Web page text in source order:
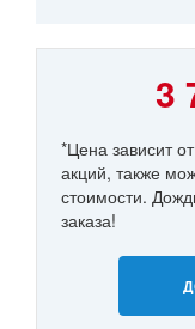
3
*Цена зависит
акций, также
стоимости.
заказа!